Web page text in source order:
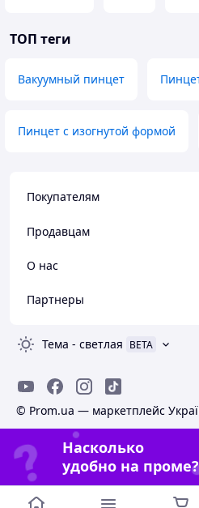
ТОП теги
Вакуумный пинцет
Пинцет с изогнутой формой
Покупателям
Продавцам
О нас
Партнеры
Тема - светлая BETA
© Prom.ua — маркетплейс
Насколько
удобно на проме?